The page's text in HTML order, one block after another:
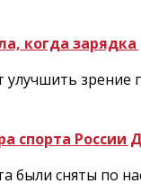
когда зарядка
спорта России
были сняты по